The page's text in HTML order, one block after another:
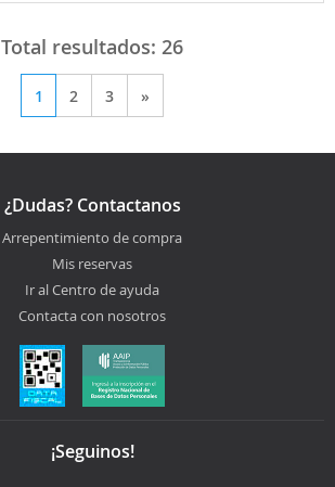
Total resultados: 26
1 2 3 »
¿Dudas? Contactanos
Arrepentimiento de compra
Mis reservas
Ir al Centro de ayuda
Contacta con nosotros
¡Seguinos!